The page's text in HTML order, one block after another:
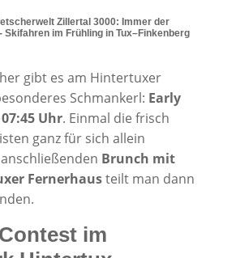
gibt es am Hintertuxer
Schmankerl: Early
Uhr. Einmal die frisch
ganz für sich allein
Brunch mit
Fernerhausteilt man dann
im